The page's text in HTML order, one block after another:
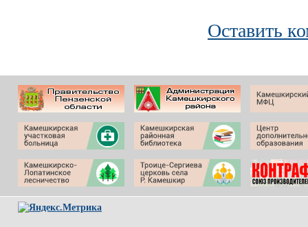
Оставить